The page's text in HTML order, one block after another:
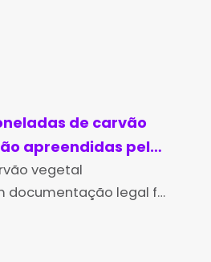
de carvão
apreendidas pela
vegetal
documentação legal foi